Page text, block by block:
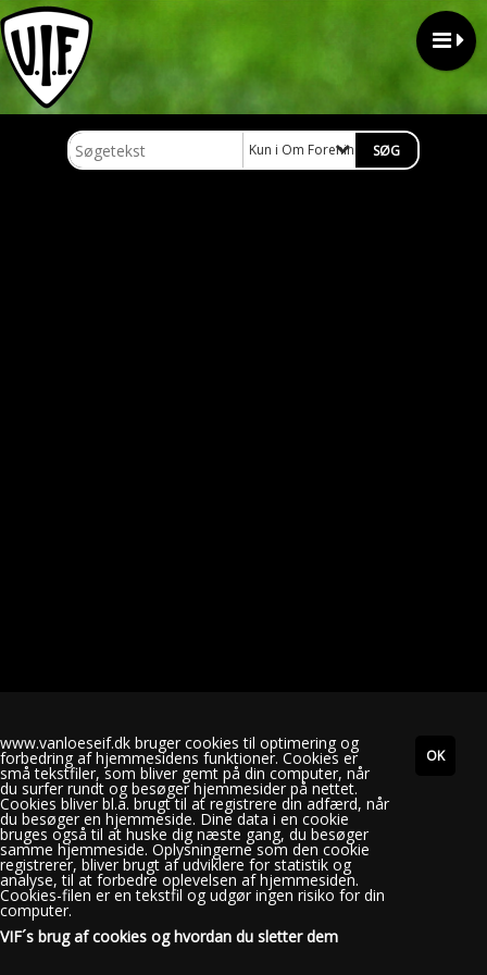
Kun i Om Foreningen
Vanløse Idræts Forening | Klitmøllervej 20, 2720 Vanløse
vanloeseif@gmail.com
4380039575
www.vanloeseif.dk bruger cookies til optimering og
forbedring af hjemmesidens funktioner. Cookies er
små tekstfiler, som bliver gemt på din computer, når
du surfer rundt og besøger hjemmesider på nettet.
Cookies bliver bl.a. brugt til at registrere din adfærd, når
du besøger en hjemmeside. Dine data i en cookie
bruges også til at huske dig næste gang, du besøger
samme hjemmeside. Oplysningerne som den cookie
registrerer, bliver brugt af udviklere for statistik og
analyse, til at forbedre oplevelsen af hjemmesiden.
Cookies-filen er en tekstfil og udgør ingen risiko for din
computer.
VIF´s brug af cookies og hvordan du sletter dem